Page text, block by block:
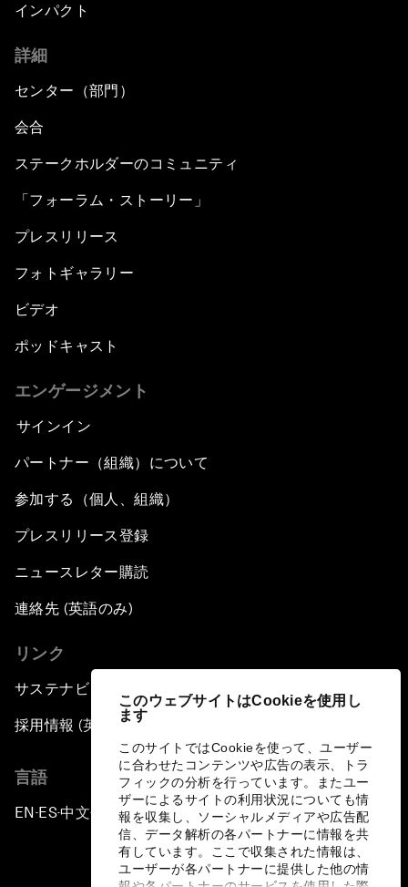
このウェブサイトはCookieを使用し
ます
このサイトではCookieを使って、ユーザー
に合わせたコンテンツや広告の表示、トラ
フィックの分析を行っています。またユー
ザーによるサイトの利用状況についても情
報を収集し、ソーシャルメディアや広告配
信、データ解析の各パートナーに情報を共
有しています。ここで収集された情報は、
ユーザーが各パートナーに提供した他の情
インパクト
詳細
センター（部門）
会合
ステークホルダーのコミュニティ
「フォーラム・ストーリー」
プレスリリース
フォトギャラリー
ビデオ
ポッドキャスト
エンゲージメント
サインイン
パートナー（組織）について
参加する（個人、組織）
プレスリリース登録
ニュースレター購読
連絡先 (英語のみ)
リンク
サステナビリティへの取り組み
採用情報 (英語のみ)
言語
EN ▪ES▪中文▪ 日本語